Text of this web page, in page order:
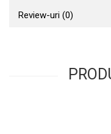
Review-uri (0)